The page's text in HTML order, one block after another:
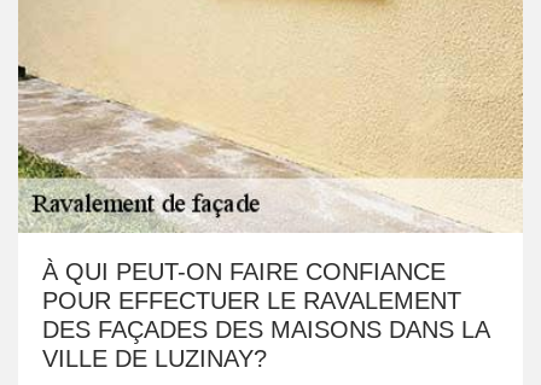
À QUI PEUT-ON FAIRE CONFIANCE
POUR EFFECTUER LE RAVALEMENT
DES FAÇADES DES MAISONS DANS LA
VILLE DE LUZINAY?